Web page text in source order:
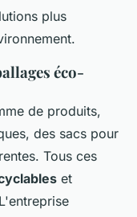
plus
éco-
de produits,
des sacs pour
Tous ces
et